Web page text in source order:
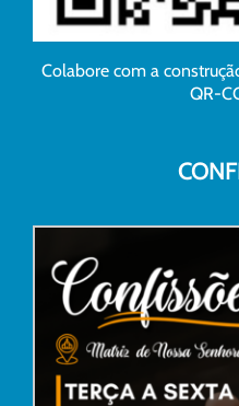
Colabore com a
QR-